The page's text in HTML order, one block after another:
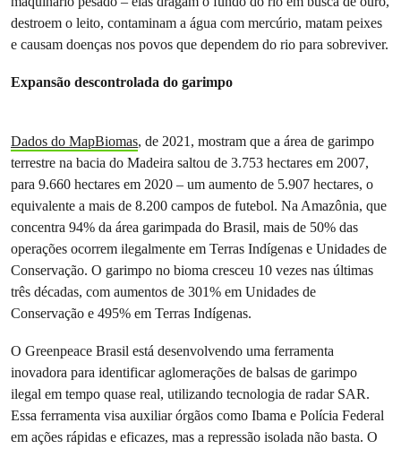
destroem o leito, contaminam a água com mercúrio, matam peixes
e causam doenças nos povos que dependem do rio para sobreviver.
Expansão descontrolada do garimpo
Dados do MapBiomas, de 2021, mostram que a área de garimpo
terrestre na bacia do Madeira saltou de 3.753 hectares em 2007,
para 9.660 hectares em 2020 – um aumento de 5.907 hectares, o
equivalente a mais de 8.200 campos de futebol. Na Amazônia, que
concentra 94% da área garimpada do Brasil, mais de 50% das
operações ocorrem ilegalmente em Terras Indígenas e Unidades de
Conservação. O garimpo no bioma cresceu 10 vezes nas últimas
três décadas, com aumentos de 301% em Unidades de
Conservação e 495% em Terras Indígenas.
O Greenpeace Brasil está desenvolvendo uma ferramenta
inovadora para identificar aglomerações de balsas de garimpo
ilegal em tempo quase real, utilizando tecnologia de radar SAR.
Essa ferramenta visa auxiliar órgãos como Ibama e Polícia Federal
em ações rápidas e eficazes, mas a repressão isolada não basta. O